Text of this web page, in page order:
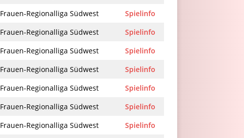
Frauen-Regionalliga Südwest
Spielinfo
Frauen-Regionalliga Südwest
Spielinfo
Frauen-Regionalliga Südwest
Spielinfo
Frauen-Regionalliga Südwest
Spielinfo
Frauen-Regionalliga Südwest
Spielinfo
Frauen-Regionalliga Südwest
Spielinfo
Frauen-Regionalliga Südwest
Spielinfo